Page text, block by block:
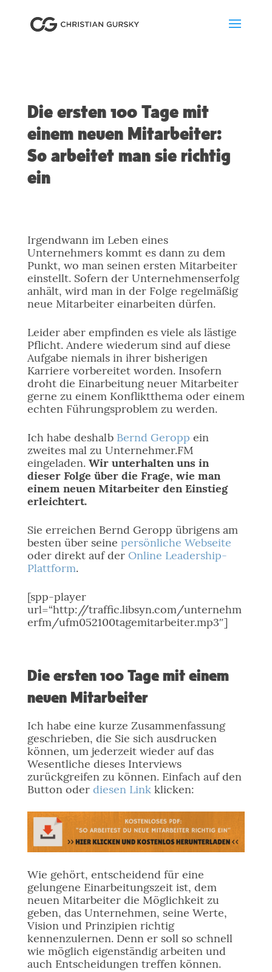
Die ersten 100 Tage mit
einem neuen Mitarbeiter:
So arbeitet man sie richtig
ein
Irgendwann im Leben eines
Unternehmers kommt es dann zu dem
Punkt, wo man seinen ersten Mitarbeiter
einstellt. Sofern der Unternehmenserfolg
anhält, wird man in der Folge regelmäßig
neue Mitarbeiter einarbeiten dürfen.
Leider aber empfinden es viele als lästige
Pflicht. Andere wiederum sind auf diese
Aufgabe niemals in ihrer bisherigen
Karriere vorbereitet worden. Insofern
droht die Einarbeitung neuer Mitarbeiter
gerne zu einem Konfliktthema oder einem
echten Führungsproblem zu werden.
Ich habe deshalb Bernd Geropp ein
zweites mal zu Unternehmer.FM
eingeladen. Wir unterhalten uns in
dieser Folge über die Frage, wie man
einem neuen Mitarbeiter den Einstieg
erleichtert.
Sie erreichen Bernd Geropp übrigens am
besten über seine persönliche Webseite
oder direkt auf der Online Leadership-
Plattform.
[spp-player
url=“http://traffic.libsyn.com/unternehm
erfm/ufm052100tagemitarbeiter.mp3″]
Die ersten 100 Tage mit einem
neuen Mitarbeiter
Ich habe eine kurze Zusammenfassung
geschrieben, die Sie sich ausdrucken
können, um jederzeit wieder auf das
Wesentliche dieses Interviews
zurückgreifen zu können. Einfach auf den
Button oder diesen Linkklicken:
Wie gehört, entscheidend für eine
gelungene Einarbeitungszeit ist, dem
neuen Mitarbeiter die Möglichkeit zu
geben, das Unternehmen, seine Werte,
Vision und Prinzipien richtig
kennenzulernen. Denn er soll so schnell
wie möglich eigenständig arbeiten und
auch Entscheidungen treffen können.